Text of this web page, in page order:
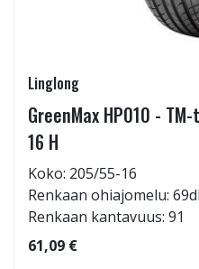
Linglong
GreenMax HP010 -
16 H
Koko: 205/55-16
Renkaan ohiajomelu:
Renkaan kantavuus: 91
61,09 €